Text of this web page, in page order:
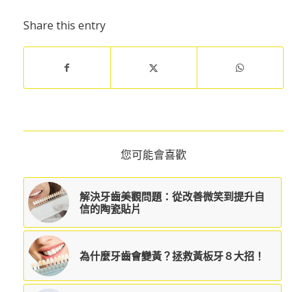
Share this entry
您可能會喜歡
解決牙齒美觀問題：從改善微笑到提升自
信的陶瓷貼片
為什麼牙齒會變黃？拯救黃板牙８大招！